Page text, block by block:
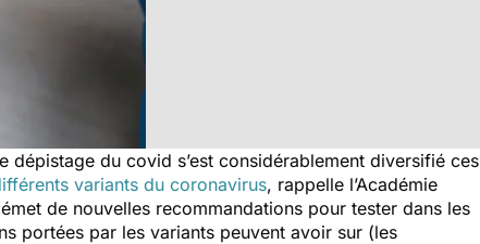
dépistage du covid s’est considérablement diversifié ces
variants du coronavirus, rappelle l’Académie
de nouvelles recommandations pour tester dans les
portées par les variants peuvent avoir sur (les